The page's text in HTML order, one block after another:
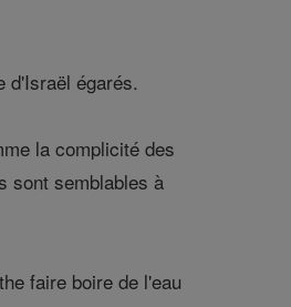
d'Israël égarés.
la complicité des
sont semblables à
faire boire de l'eau